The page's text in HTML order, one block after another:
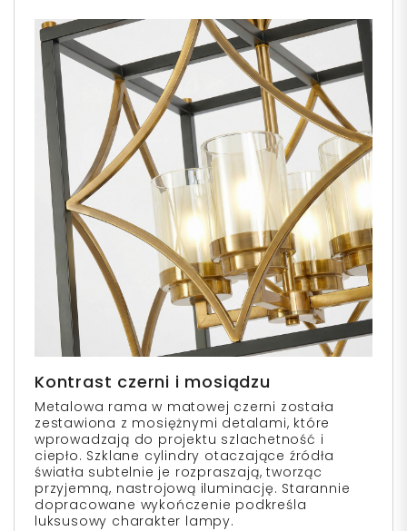
Kontrast czerni i mosiądzu
Metalowa rama w matowej czerni została
zestawiona z mosiężnymi detalami, które
wprowadzają do projektu szlachetność i
ciepło. Szklane cylindry otaczające źródła
światła subtelnie je rozpraszają, tworząc
przyjemną, nastrojową iluminację. Starannie
dopracowane wykończenie podkreśla
luksusowy charakter lampy.